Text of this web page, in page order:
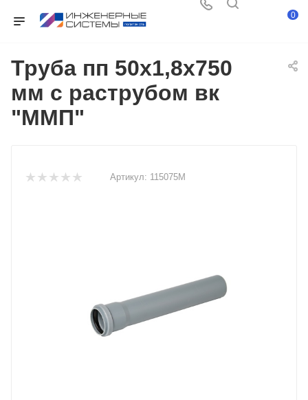
0
Труба пп 50х1,8х750
мм с раструбом вк
"ММП"
Артикул: 115075М